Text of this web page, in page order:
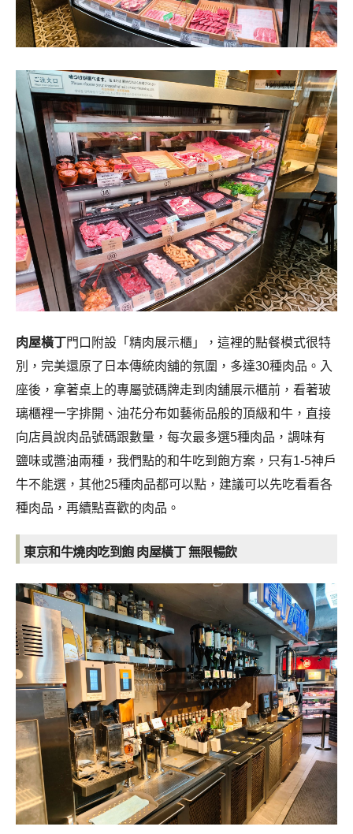
肉屋橫丁門口附設「精肉展示櫃」，這裡的點餐模式很特
別，完美還原了日本傳統肉舖的氛圍，多達30種肉品。入
座後，拿著桌上的專屬號碼牌走到肉舖展示櫃前，看著玻
璃櫃裡一字排開、油花分布如藝術品般的頂級和牛，直接
向店員說肉品號碼跟數量，每次最多選5種肉品，調味有
鹽味或醬油兩種，我們點的和牛吃到飽方案，只有1-5神戶
牛不能選，其他25種肉品都可以點，建議可以先吃看看各
種肉品，再續點喜歡的肉品。
東京和牛燒肉吃到飽 肉屋橫丁 無限暢飲